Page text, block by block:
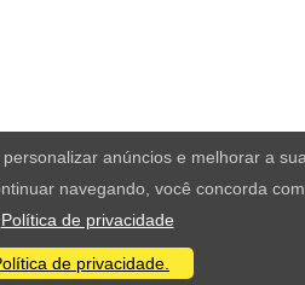
anúncios e melhorar a
navegando, você concorda
Política de privacidade
de privacidade.